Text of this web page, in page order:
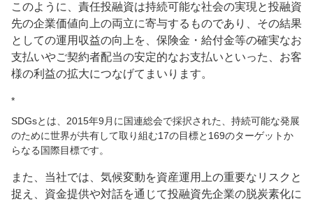
このように、責任投融資は持続可能な社会の実現と投融資
先の企業価値向上の両立に寄与するものであり、その結果
としての運用収益の向上を、保険金・給付金等の確実なお
支払いやご契約者配当の安定的なお支払いといった、お客
様の利益の拡大につなげてまいります。
*
SDGsとは、2015年9月に国連総会で採択された、持続可能な発展
のために世界が共有して取り組む17の目標と169のターゲットか
らなる国際目標です。
また、当社では、気候変動を資産運用上の重要なリスクと
捉え、資金提供や対話を通じて投融資先企業の脱炭素化に